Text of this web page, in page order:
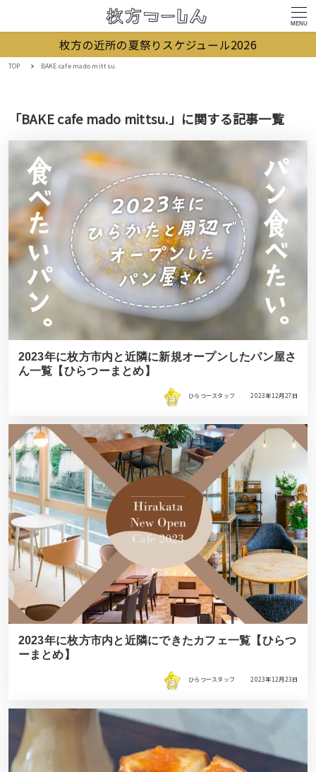
MENU
枚方の近所の夏祭りスケジュール2026
TOP BAKE cafe mado mittsu.
「BAKE cafe mado mittsu.」に関する記事一覧
2023年に枚方市内と近隣に新規オープンしたパン屋さ
ん一覧【ひらつーまとめ】
ひらつースタッフ 2023年12月27日
2023年に枚方市内と近隣にできたカフェ一覧【ひらつ
ーまとめ】
ひらつースタッフ 2023年12月23日